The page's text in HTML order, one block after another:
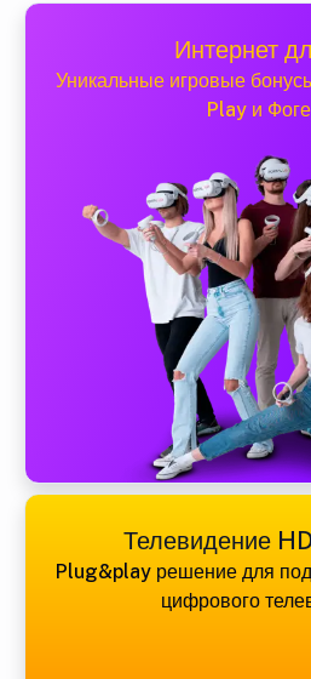
Интернет
Уникальные игровые
Play и
Телевидение
Plug&play решение для
цифрового